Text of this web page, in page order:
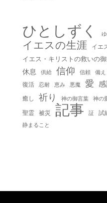
ひとしずく
イエスの生涯
イエ
イエス・キリストの救いの
休息 供給 信仰 信頼 備え
復活
忍耐 恵み 悪魔 愛
癒し
祈り 神の御言葉 神の
聖霊 被災 記事 証 試
静まること